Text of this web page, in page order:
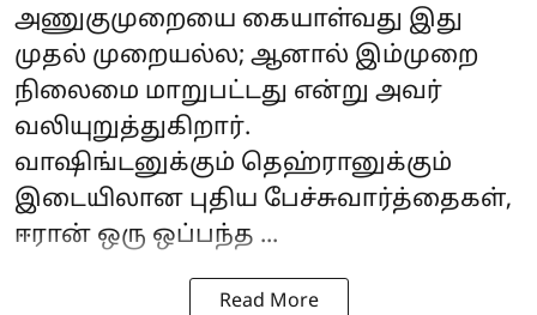
அணுகுமுறையை கையாள்வது இது
முதல் முறையல்ல; ஆனால் இம்முறை
நிலைமை மாறுபட்டது என்று அவர்
வலியுறுத்துகிறார்.
வாஷிங்டனுக்கும் தெஹ்ரானுக்கும்
இடையிலான புதிய பேச்சுவார்த்தைகள்,
ஈரான் ஒரு ஒப்பந்த ...
Read More